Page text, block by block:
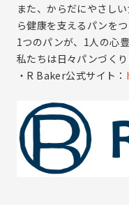
株式・社債情報
株式事務手続きのご案
株式基本情報
株主還元（配当等）
その他
IRカレンダー
IRに関するよくあるご
また、からだにやさし
ら健康を支えるパンを
1つのパンが、1人の心
私たちは日々パンづくり
・R Baker公式サイト：